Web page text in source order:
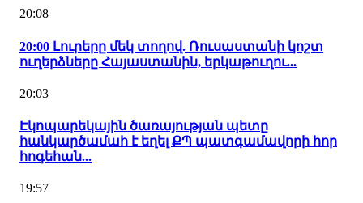
20:08
20:00 Լուրերը մեկ տողով. Ռուսաստանի կոշտ
ուղերձները Հայաստանին, երկաթուղու...
20:03
Էկոպարեկային ծառայության պետը
հանկարծամահ է եղել ՔՊ պատգամավորի հոր
հոգեհան...
19:57